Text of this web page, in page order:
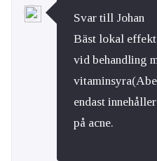
Svar till Johan
Bäst lokal
vid behandling
endast
på acne.